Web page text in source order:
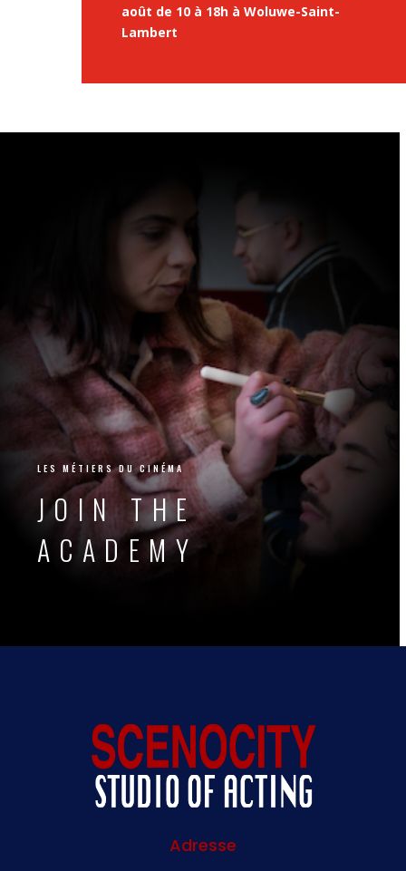
août de 10 à 18h à Woluwe-Saint-
Lambert
STAGE
LES MÉTIERS DU CINÉMA
JOIN THE
ACADEMY
Adresse